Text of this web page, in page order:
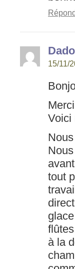
15/11/
Voici
tout
à la